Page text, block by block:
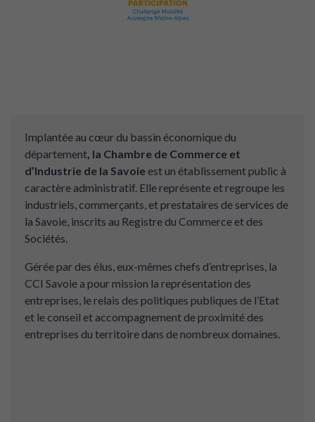
Implantée au cœur du bassin économique du
département, la Chambre de Commerce et
d’Industrie de la Savoie est un établissement public à
caractère administratif. Elle représente et regroupe les
industriels, commerçants, et prestataires de services de
la Savoie, inscrits au Registre du Commerce et des
Sociétés.
Gérée par des élus, eux-mêmes chefs d’entreprises, la
CCI Savoie a pour mission la représentation des
entreprises, le relais des politiques publiques de l’Etat
et le conseil et accompagnement de proximité des
entreprises du territoire dans de nombreux domaines.